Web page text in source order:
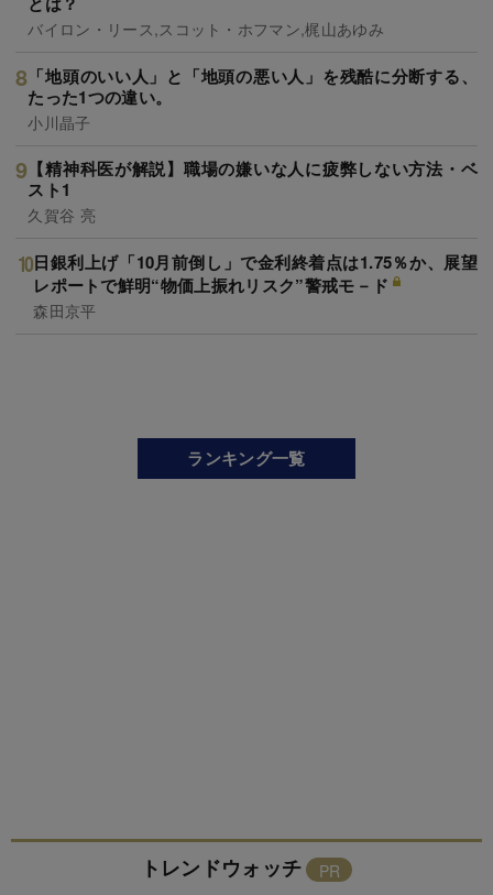
バイロン・リース,スコット・ホフマン,梶山あゆみ
「地頭のいい人」と「地頭の悪い人」を残酷に分断する、
たった1つの違い。
小川晶子
【精神科医が解説】職場の嫌いな人に疲弊しない方法・ベ
スト1
久賀谷 亮
日銀利上げ「10月前倒し」で金利終着点は1.75％か、展望
レポートで鮮明“物価上振れリスク”警戒モ－ド
森田京平
ランキング一覧
トレンドウォッチ